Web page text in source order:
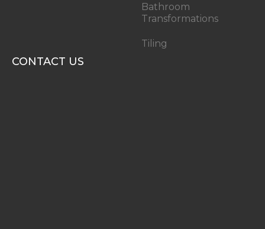
Bathroom
Transformations
Tiling
CONTACT US